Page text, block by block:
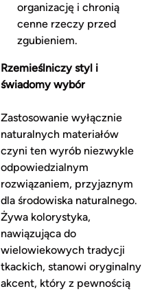
organizację i chronią
cenne rzeczy przed
zgubieniem.
Rzemieślniczy styl i
świadomy wybór
Zastosowanie wyłącznie
naturalnych materiałów
czyni ten wyrób niezwykle
odpowiedzialnym
rozwiązaniem, przyjaznym
dla środowiska naturalnego.
Żywa kolorystyka,
nawiązująca do
wielowiekowych tradycji
tkackich, stanowi oryginalny
akcent, który z pewnością